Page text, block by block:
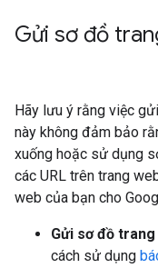
Gửi sơ đồ
Hãy lưu ý rằng việc
này không đảm bảo
xuống hoặc sử dụng
các URL trên trang
web của bạn cho
Gửi sơ đồ
cách sử dụng